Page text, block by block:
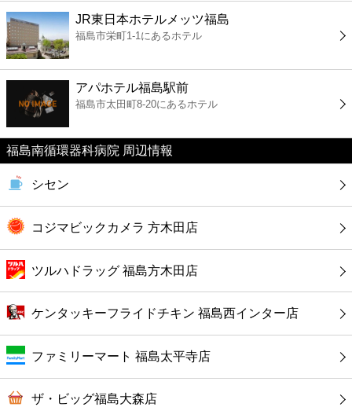
ファミレス
ファーストフード
カフェ
ショッピング
公共
病院
ホテル
JR東日本ホテルメッツ福島
福島市栄町1-1にあるホテル
アパホテル福島駅前
福島市太田町8-20にあるホテル
福島南循環器科病院 周辺情報
シセン
コジマビックカメラ 方木田店
ツルハドラッグ 福島方木田店
ケンタッキーフライドチキン 福島西インター店
ファミリーマート 福島太平寺店
ザ・ビッグ福島大森店